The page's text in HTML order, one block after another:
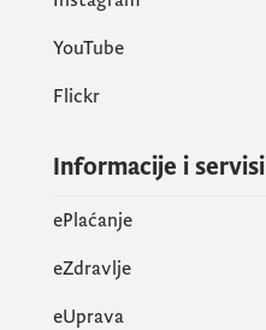
YouTube
Flickr
Informacije i servisi
ePlaćanje
eZdravlje
eUprava